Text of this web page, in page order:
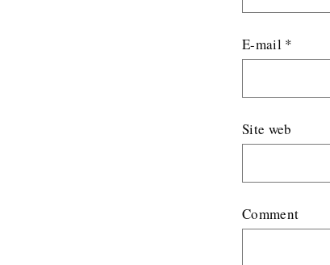
E-mail *
Site web
Comment